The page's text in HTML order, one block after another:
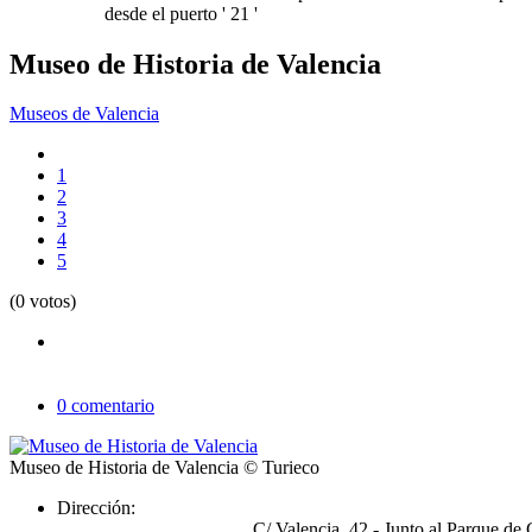
desde el puerto ' 21 '
Museo de Historia de Valencia
Museos de Valencia
1
2
3
4
5
(0 votos)
0 comentario
Museo de Historia de Valencia © Turieco
Dirección: